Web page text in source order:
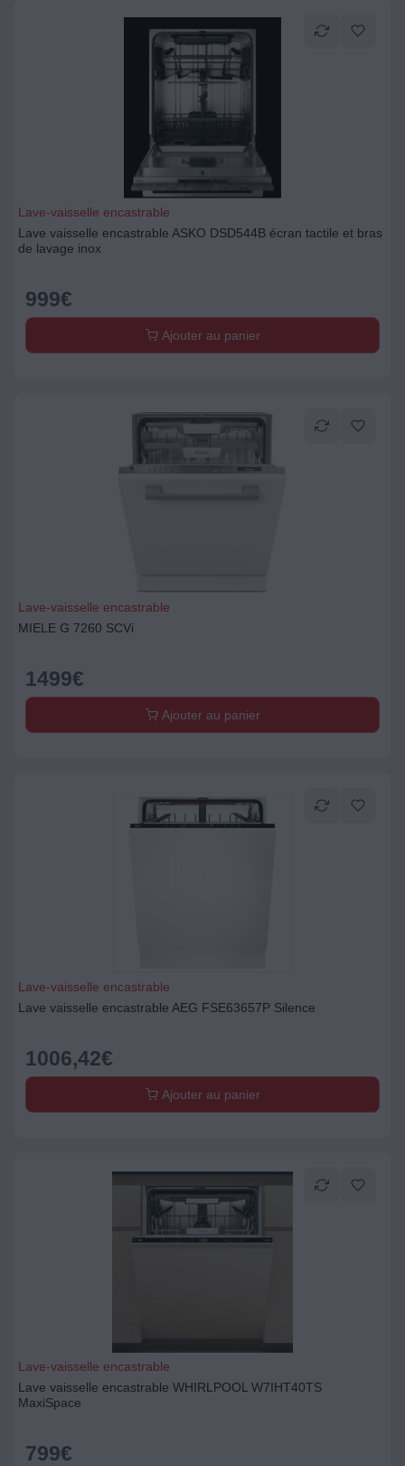
Lave-vaisselle encastrable
Lave vaisselle encastrable ASKO DSD544B écran tactile et bras
de lavage inox
999€
Ajouter au panier
Lave-vaisselle encastrable
MIELE G 7260 SCVi
1499€
Ajouter au panier
Lave-vaisselle encastrable
Lave vaisselle encastrable AEG FSE63657P Silence
1006,42€
Ajouter au panier
Lave-vaisselle encastrable
Lave vaisselle encastrable WHIRLPOOL W7IHT40TS
MaxiSpace
799€